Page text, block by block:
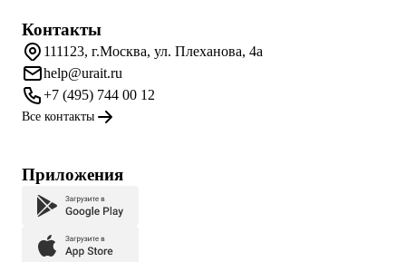
Контакты
111123, г.Москва, ул. Плеханова, 4а
help@urait.ru
+7 (495) 744 00 12
Все контакты
Приложения